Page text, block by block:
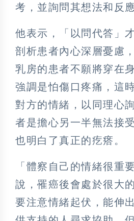
考，並詢問其想法和反應
他表示，「以問代答」
剖析患者內心深層憂慮
乳房的患者不願將穿在
強調是怕傷口疼痛，這
對方的情緒，以同理心
者是擔心另一半無法接
也明白了真正的疙瘩。
「體察自己的情緒很重
說，罹癌後會處於很大
要注意情緒起伏，能伸